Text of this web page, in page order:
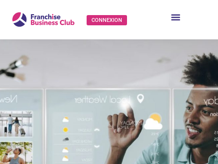
CONNEXION